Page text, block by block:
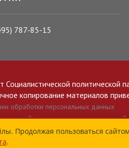
787-85-15
Социалистической политической
копирование материалов
обработки персональных данных
spravedlivo.ru доступны по лицензии
Продолжая пользоваться
.